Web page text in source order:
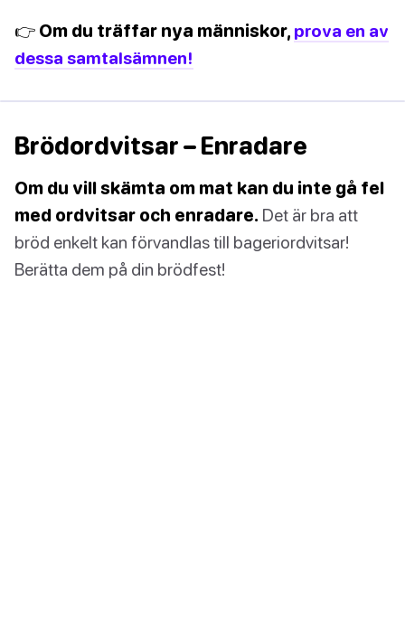
👉 Om du träffar nya människor, prova en av
dessa samtalsämnen!
Brödordvitsar – Enradare
Om du vill skämta om mat kan du inte gå fel
med ordvitsar och enradare. Det är bra att
bröd enkelt kan förvandlas till bageriordvitsar!
Berätta dem på din brödfest!